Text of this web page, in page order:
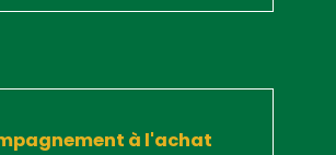
à l'achat